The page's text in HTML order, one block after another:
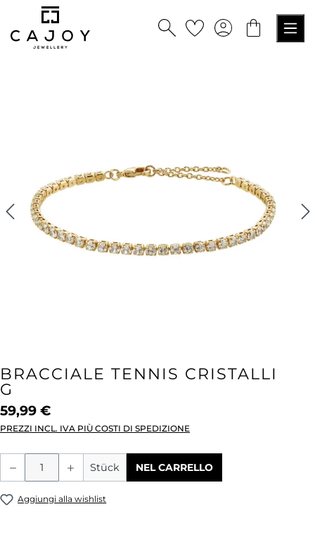
principale
BRACCIALE TENNIS CRISTALLI
G
59,99 €
PREZZI INCL. IVA PIÙ COSTI DI SPEDIZIONE
Quantità del prodotto: inserisci la
Stück NEL CARRELLO
Aggiungi alla wishlist